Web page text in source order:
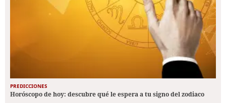
PREDICCIONES
Horóscopo de hoy: descubre qué le espera a tu signo del zodiaco